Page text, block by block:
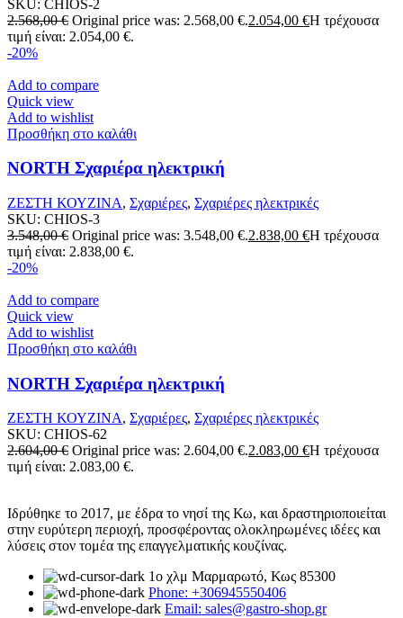
SKU: CHIOS-2
2.568,00€ Original price was: 2.568,00 €.2.054,00 €Η τρέχουσα
τιμή είναι: 2.054,00 €.
-20%
Add to compare
Quick view
Add to wishlist
Προσθήκη στο καλάθι
NORTH Σχαριέρα ηλεκτρική
ΖΕΣΤΗ ΚΟΥΖΙΝΑ, Σχαριέρες, Σχαριέρες ηλεκτρικές
SKU: CHIOS-3
3.548,00€ Original price was: 3.548,00 €.2.838,00 €Η τρέχουσα
τιμή είναι: 2.838,00 €.
-20%
Add to compare
Quick view
Add to wishlist
Προσθήκη στο καλάθι
NORTH Σχαριέρα ηλεκτρική
ΖΕΣΤΗ ΚΟΥΖΙΝΑ, Σχαριέρες, Σχαριέρες ηλεκτρικές
SKU: CHIOS-62
2.604,00€ Original price was: 2.604,00 €.2.083,00 €Η τρέχουσα
τιμή είναι: 2.083,00 €.
Ιδρύθηκε το 2017, με έδρα το νησί της Κω, και δραστηριοποιείται
στην ευρύτερη περιοχή, προσφέροντας ολοκληρωμένες ιδέες και
λύσεις στον τομέα της επαγγελματικής κουζίνας.
1ο χλμ Μαρμαρωτό, Κως 85300
Phone: +306945550406
Email: sales@gastro-shop.gr